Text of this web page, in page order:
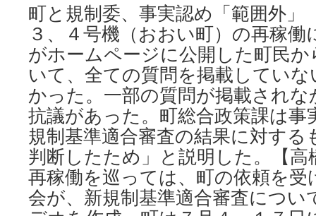
町と規制委、事実認め「範囲外
３、４号機（おおい町）の再稼
がホームページに公開した町民
いて、全ての質問を掲載してい
かった。一部の質問が掲載され
抗議があった。町総合政策課は事
規制基準適合審査の結果に対する
判断したため」と説明した。【
再稼働を巡っては、町の依頼を受
会が、新規制基準適合審査につい